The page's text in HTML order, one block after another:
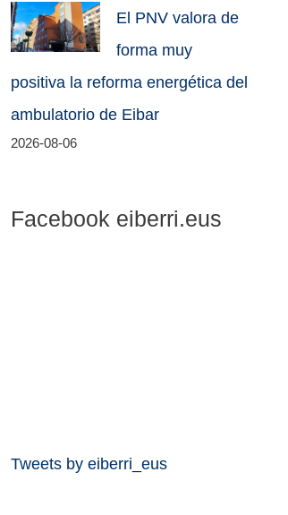
El PNV valora de
forma muy
positiva la reforma energética del
ambulatorio de Eibar
2026-08-06
Facebook eiberri.eus
Tweets by eiberri_eus